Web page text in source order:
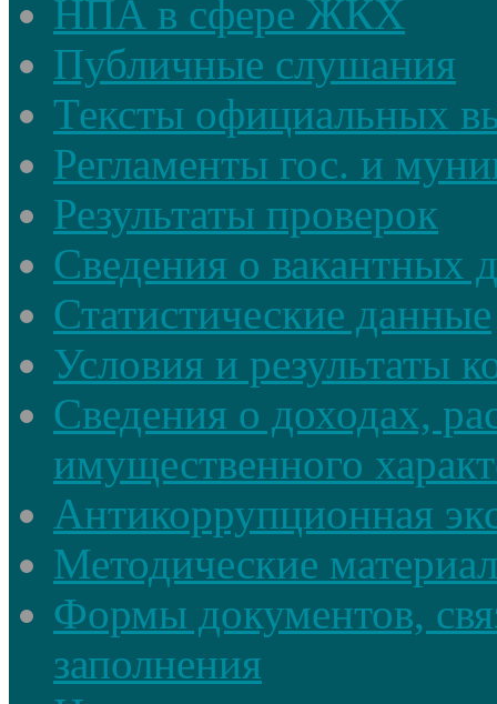
НПА в сфере ЖКХ
Публичные слушания
Тексты официальных
Регламенты гос. и
Результаты проверок
Сведения о вакантных
Статистические данные
Условия и результаты
Сведения о доходах,
имущественного
Антикоррупционная
Методические
Формы документов,
заполнения